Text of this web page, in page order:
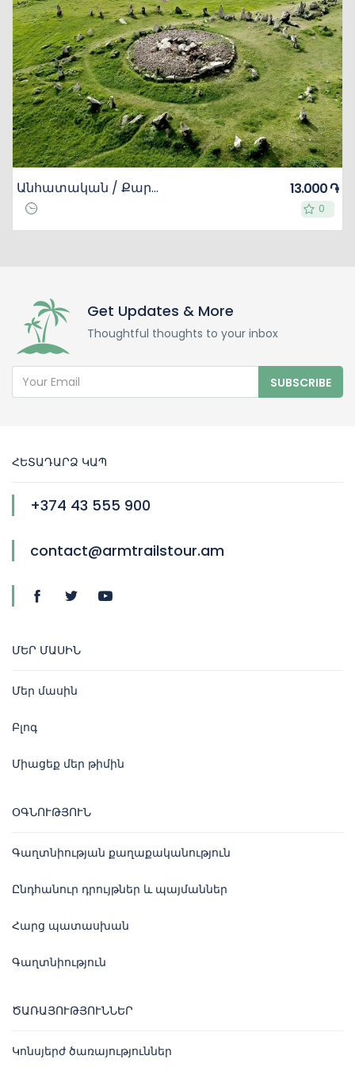
Անհատական / Քարահունջ, Շաքիի ջրվեժ, Տոլորսի ջրամբար
0
0
13.000 ֏
Get Updates & More
Thoughtful thoughts to your inbox
SUBSCRIBE
ՀԵՏԱԴԱՐՁ ԿԱՊ
+374 43 555 900
contact@armtrailstour.am
ՄԵՐ ՄԱՍԻՆ
Մեր մասին
Բլոգ
Միացեք մեր թիմին
ՕԳՆՈՒԹՅՈՒՆ
Գաղտնիության քաղաքականություն
Ընդհանուր դրույթներ և պայմաններ
Հարց պատասխան
Գաղտնիություն
ԾԱՌԱՅՈՒԹՅՈՒՆՆԵՐ
Կոնսյերժ ծառայություններ